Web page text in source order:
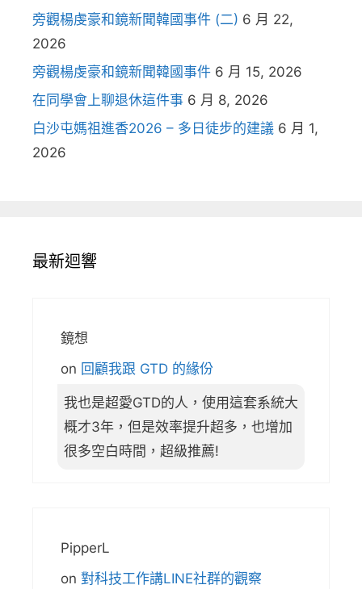
旁觀楊虔豪和鏡新聞韓國事件 (二) 6 月 22,
2026
旁觀楊虔豪和鏡新聞韓國事件 6 月 15, 2026
在同學會上聊退休這件事 6 月 8, 2026
白沙屯媽祖進香2026 – 多日徒步的建議 6 月 1,
2026
最新迴響
鏡想
on 回顧我跟 GTD 的緣份
我也是超愛GTD的人，使用這套系統大
概才3年，但是效率提升超多，也增加
很多空白時間，超級推薦!
PipperL
on 對科技工作講LINE社群的觀察